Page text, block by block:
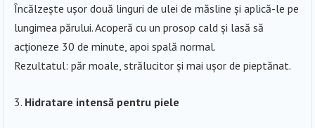
Încălzește ușor două linguri de ulei de măsline și aplică-le pe
lungimea părului. Acoperă cu un prosop cald și lasă să
acționeze 30 de minute, apoi spală normal.
Rezultatul: păr moale, strălucitor și mai ușor de pieptănat.
Hidratare intensă pentru piele